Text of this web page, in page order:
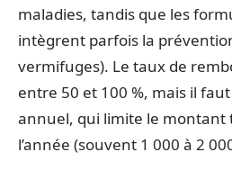
maladies, tandis que les
intègrent parfois la
vermifuges). Le taux de
entre 50 et 100 %, mais il
annuel, qui limite le montant
l’année (souvent 1 000 à 2